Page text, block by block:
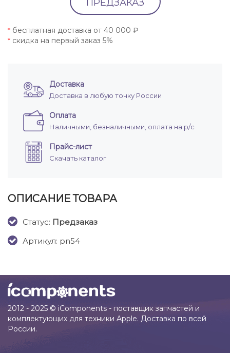
ПРЕДЗАКАЗ
* бесплатная доставка от 40 000 ₽
* скидка на первый заказ 5%
Доставка
Доставка в любую точку России
Оплата
Наличными, безналичными, оплата на р/с
Прайс-лист
Скачать каталог
ОПИСАНИЕ ТОВАРА
Cтатус: Предзаказ
Артикул: pn54
2012 - 2025 © iComponents - поставщик запчастей и
комплектующих для техники Apple. Доставка по всей
России.